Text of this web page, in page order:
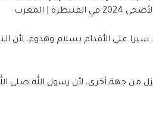
| المغرب
على الأقدام بسلام وهدوء، لأن
من جهة أخرى، لأن رسول الله صلى